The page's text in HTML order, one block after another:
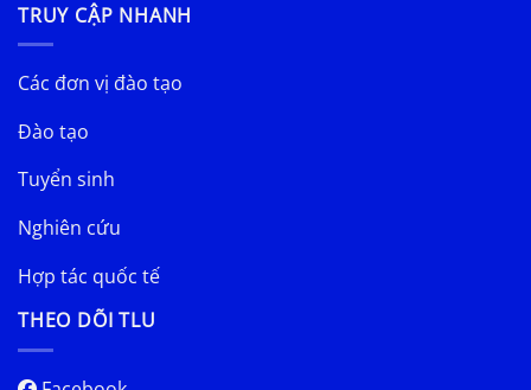
TRUY CẬP NHANH
Các đơn vị đào tạo
Đào tạo
Tuyển sinh
Nghiên cứu
Hợp tác quốc tế
THEO DÕI TLU